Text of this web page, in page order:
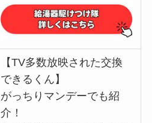
【TV多数放映された交換
できるくん】
がっちりマンデーでも紹
介！